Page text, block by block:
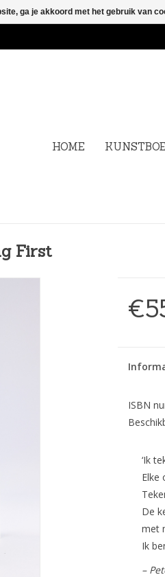
HOME
First
ISBN
‘Ik
Elke
De
met
Ik ben
–
ga je akkoord met het gebruik van